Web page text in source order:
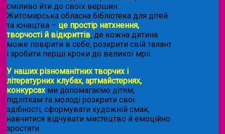
сміливо йти до своїх вершин.
Житомирська обласна бібліотека для дітей
та юнацтва – це простір натхнення,
творчості й відкриттів, де кожна дитина
може повірити в себе, розкрити свій талант
і зробити перші кроки до великої мрії.
У наших різноманітних творчих і
літературних клубах, артмайстернях,
конкурсахми допомагаємо дітям,
підліткам та молоді розкрити свої
здібності, сформувати художній смак,
навчитися відчувати мистецтво й емоційно
зростати.